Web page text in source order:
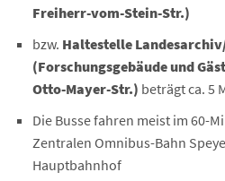
Freiherr-vom-Stein-Str.)
bzw. Haltestelle
(Forschungsgebäude und
Otto-Mayer-Str.) beträgt ca. 5
Die Busse fahren meist im 60-
Zentralen Omnibus-Bahn
Hauptbahnhof